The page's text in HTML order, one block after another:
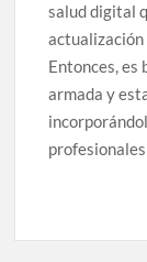
salud digital
Entonces, es
armada y
profesionales